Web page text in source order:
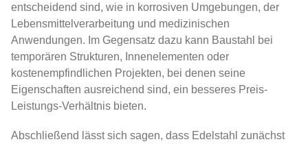
entscheidend sind, wie in korrosiven Umgebungen, der
Lebensmittelverarbeitung und medizinischen
Anwendungen. Im Gegensatz dazu kann Baustahl bei
temporären Strukturen, Innenelementen oder
kostenempfindlichen Projekten, bei denen seine
Eigenschaften ausreichend sind, ein besseres Preis-
Leistungs-Verhältnis bieten.
Abschließend lässt sich sagen, dass Edelstahl zunächst